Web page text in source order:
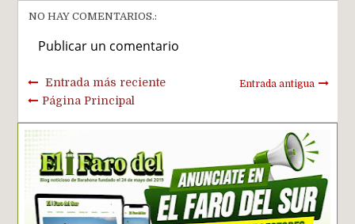
NO HAY COMENTARIOS.:
Publicar un comentario
Entrada más reciente Entrada antigua
Página Principal